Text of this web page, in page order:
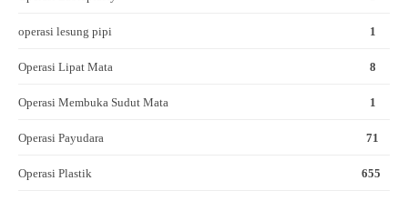
operasi lesung pipi 1
Operasi Lipat Mata 8
Operasi Membuka Sudut Mata 1
Operasi Payudara 71
Operasi Plastik 655